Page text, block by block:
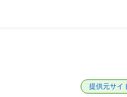
提供元サイ